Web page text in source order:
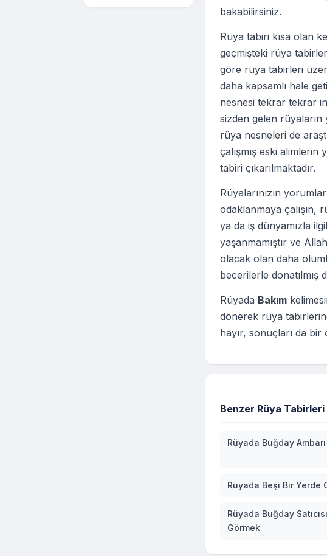
bakabilirsiniz.
Rüya tabiri kısa olan
geçmişteki rüya
göre rüya tabirleri
daha kapsamlı hale
nesnesi tekrar tekrar
sizden gelen rüyaların
rüya nesneleri de
çalışmış eski
tabiri çıkarılmaktadır.
Rüyalarınızın
odaklanmaya çalışın,
ya da iş dünyamızla
yaşanmamıştır ve
olacak olan daha
becerilerle donatılmış
Rüyada Bakım
dönerek rüya
hayır, sonuçları da bir
Benzer Rüya Tabirleri
Rüyada Buğday
Rüyada Beşi Bir Yerde
Rüyada Buğday Satıcısı
Görmek